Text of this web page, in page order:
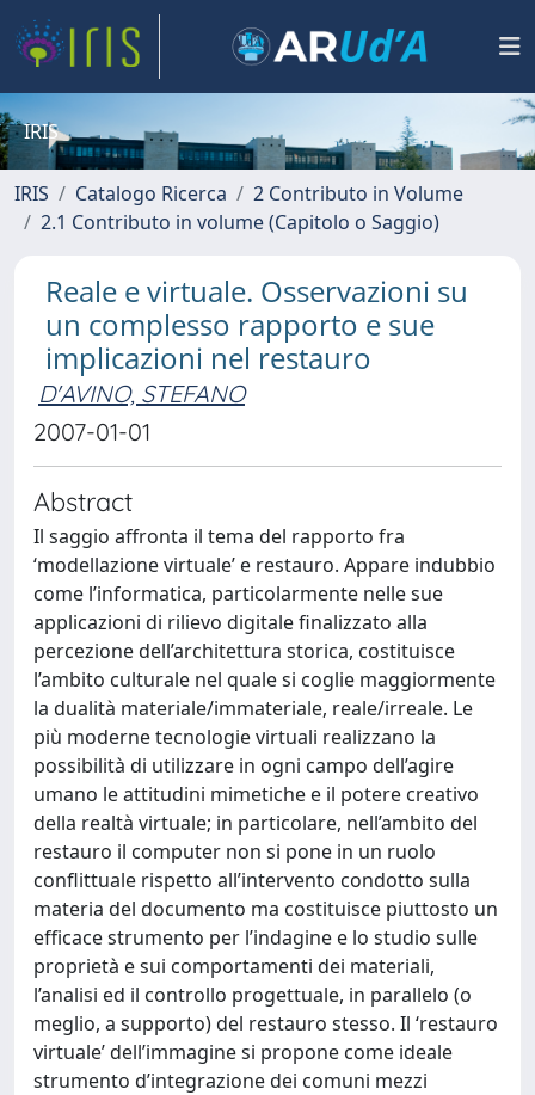
IRIS
IRIS Catalogo Ricerca
2 Contributo in Volume
2.1 Contributo in volume (Capitolo o Saggio)
Reale e virtuale. Osservazioni su
un complesso rapporto e sue
implicazioni nel restauro
D'AVINO, STEFANO
2007-01-01
Abstract
Il saggio affronta il tema del rapporto fra
‘modellazione virtuale’ e restauro. Appare indubbio
come l’informatica, particolarmente nelle sue
applicazioni di rilievo digitale finalizzato alla
percezione dell’architettura storica, costituisce
l’ambito culturale nel quale si coglie maggiormente
la dualità materiale/immateriale, reale/irreale. Le
più moderne tecnologie virtuali realizzano la
possibilità di utilizzare in ogni campo dell’agire
umano le attitudini mimetiche e il potere creativo
della realtà virtuale; in particolare, nell’ambito del
restauro il computer non si pone in un ruolo
conflittuale rispetto all’intervento condotto sulla
materia del documento ma costituisce piuttosto un
efficace strumento per l’indagine e lo studio sulle
proprietà e sui comportamenti dei materiali,
l’analisi ed il controllo progettuale, in parallelo (o
meglio, a supporto) del restauro stesso. Il ‘restauro
virtuale’ dell’immagine si propone come ideale
strumento d’integrazione dei comuni mezzi